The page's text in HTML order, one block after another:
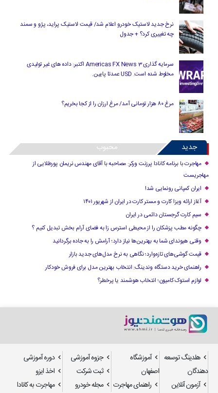
نرخ جدید لاستیک خودرو اعلام شد/ قیمت لاستیک پراید، پژو و سمند
چه تغییری کرد؟ + جدول
سرمایه گذاری Americas FX News 3 اکتبر: داده های غیر تولیدی
مخلوط شده است. USD عمدتا پایین.
مرغ ۸۰ هزار تومانی آمد/ مرغ ارزان را از کجا بخریم؟
جدید محبوب
مهاجرت با برنامه کانادا پرزنت ورکر: مصاحبه با آقای مهندس نریمان پورطلایی از
مهاجریست
ایران کمپانی رونمایی شد!
آغاز ارائه ویزا کارت و مستر کارت در ایران از شهریور ۱۴۰۱
سیم کارت گرجستان دائمی در ایران
چگونه مطب پزشکان را از محیطی استرس زا به فضای آرام بخش تبدیل کنیم ؟
وقتی هیوندای شما به بهترین‌ها نیاز دارد؛ آرامش را به جاده برگردانید
قیمت گوشی‌های تازه‌وارد؛ نگاهی به نرخ مدل‌های جدید بازار
راهنمای خرید دستگاه وندینگ: انتخاب بهترین مدل برای فروش خودکار
لوازم استوک کامیون؛ انتخاب هوشمند یا پرخطر؟
هلدینگ توسعه
دهندگان
آموزشگاه
اصفهان
جزوه آموزشی
دوره آموزشی
ثبت شرکت
اخذ ایزو
آزمون آنلاین
راهنمای مهاجرت مجله خودرو مهاجرت به کانادا